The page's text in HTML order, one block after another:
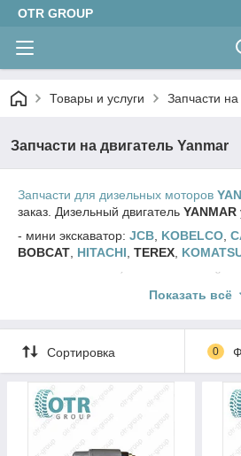
OTR GROUP
Товары и услуги Запчасти
Запчасти на двигатель Yanmar
Запчасти для дизельных моторов
заказ. Дизельный двигатель YANMAR
- мини экскаватор: JCB KOBELCO
BOBCAT HITACHI TEREX
- мини погрузчик (телескопический
DOOSAN,
- дизельный генератор:JCB,
EUROPOWER
- сварочный аппарат:KIPOR,SDMO,
- прочее оборудование:
Полный ассортимент запчастей для
, Вы можете найти на
Показать всё
Сортировка 0